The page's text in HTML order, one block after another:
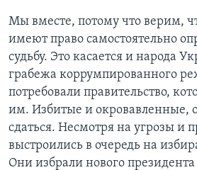
Мы вместе, потому что верим,
имеют право самостоятельно
судьбу. Это касается и народа
грабежа коррумпированного
потребовали правительство,
им. Избитые и окровавленные,
сдаться. Несмотря на угрозы и
выстроились в очередь на
Они избрали нового